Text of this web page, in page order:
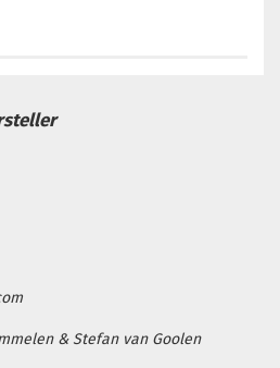
& Stefan van Goolen